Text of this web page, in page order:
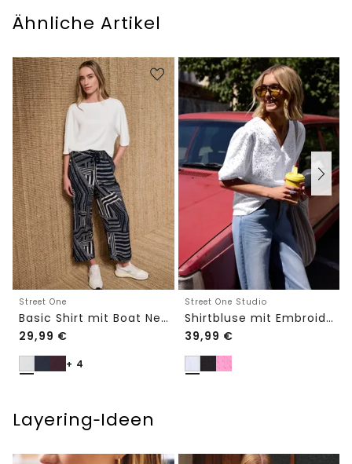
Ähnliche Artikel
Street One
Basic Shirt mit Boat Neck und Elastikbund
29,99 €
+ 4
Street One Studio
Shirtbluse mit Embroidery-Front
39,99 €
Layering‑Ideen